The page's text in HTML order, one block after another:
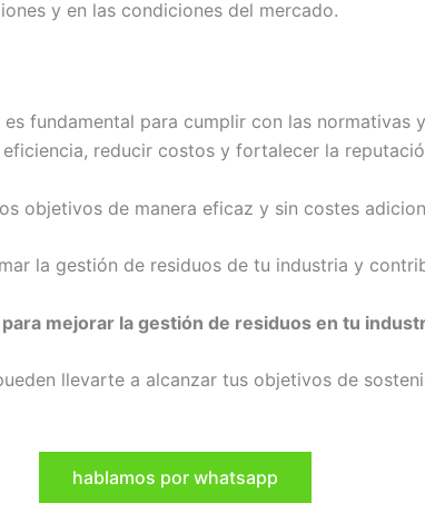
y en las condiciones del mercado.
fundamental para cumplir con las normativas
reducir costos y fortalecer la
objetivos de manera eficaz y sin costes
la gestión de residuos de tu industria y
mejorar la gestión de residuos en tu
llevarte a alcanzar tus objetivos de
hablamos por whatsapp